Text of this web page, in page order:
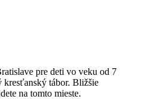
pre deti vo veku od 7
kresťanský tábor. Bližšie
na tomto mieste.